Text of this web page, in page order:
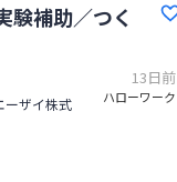
たい方におすすめで
験補助／つく
ザイ株式
13日前
ハローワーク